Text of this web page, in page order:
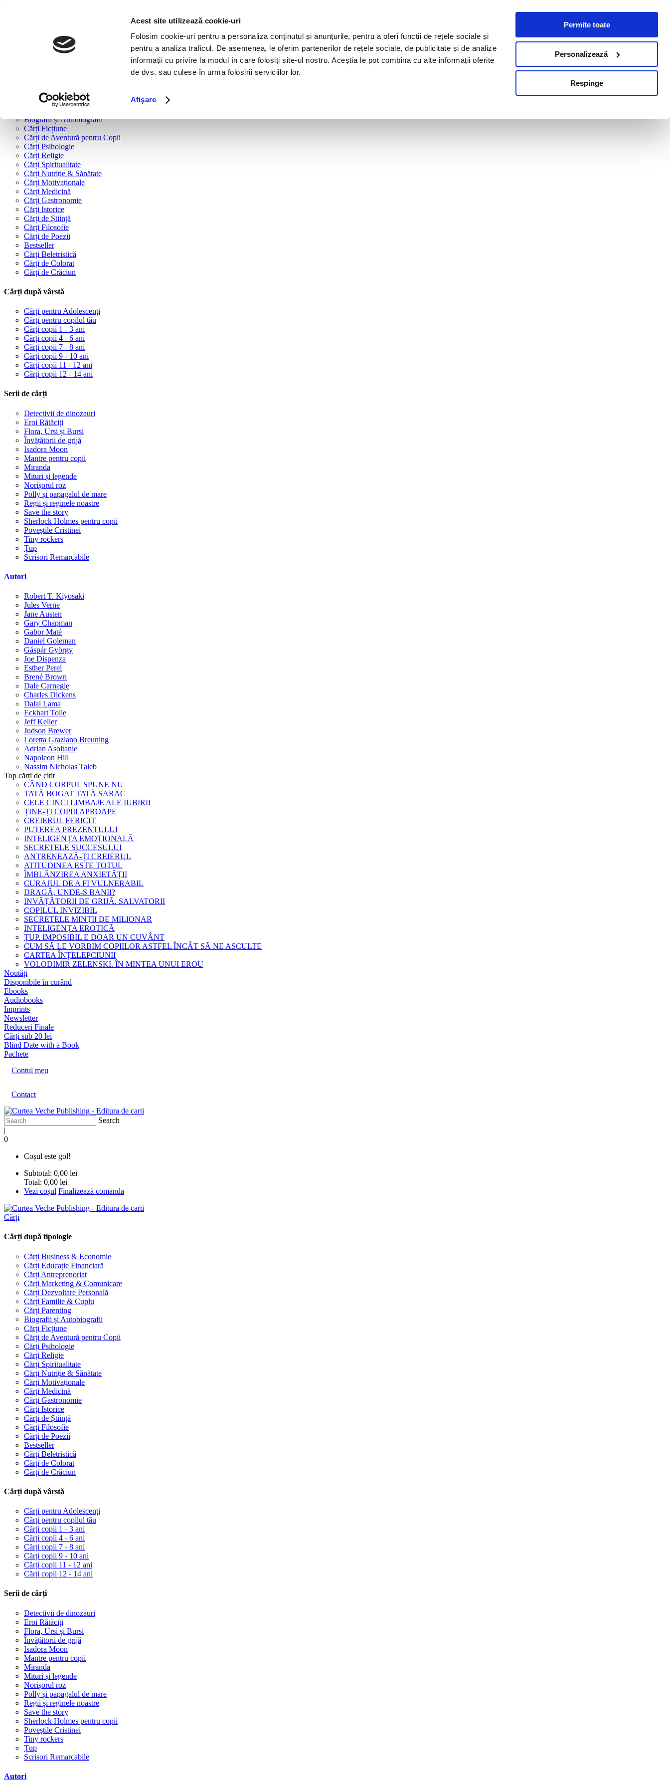
Acest site utilizează cookie-uri
Folosim cookie-uri pentru a personaliza conținutul și anunțurile, pentru a oferi funcții de rețele sociale și
pentru a analiza traficul. De asemenea, le oferim partenerilor de rețele sociale, de publicitate și de analize
informații cu privire la modul în care folosiți site-ul nostru. Aceștia le pot combina cu alte informații oferite
de dvs. sau culese în urma folosirii serviciilor lor.
Afişare
Permite toate
Personalizează
Respinge
Cărți după tipologie
Cărți Dezvoltare Personală
Cărți Familie & Cuplu
Biografii și Autobiografii
Cărți Ficțiune
Cărți de Aventură pentru Copii
Cărți Psihologie
Cărți Religie
Cărți Spiritualitate
Cărți Nutriție & Sănătate
Cărți Motivaționale
Cărți Medicină
Cărți Gastronomie
Cărți Istorice
Cărți de Știință
Cărți Filosofie
Cărți de Poezii
Bestseller
Cărți Beletristică
Cărți de Colorat
Cărți de Crăciun
Cărți după vârstă
Cărți pentru Adolescenți
Cărți pentru copilul tău
Cărți copii 1 - 3 ani
Cărți copii 4 - 6 ani
Cărți copii 7 - 8 ani
Cărți copii 9 - 10 ani
Cărți copii 11 - 12 ani
Cărți copii 12 - 14 ani
Serii de cărți
Detectivii de dinozauri
Eroi Rătăciți
Flora, Ursi și Bursi
Învățătorii de grijă
Isadora Moon
Mantre pentru copii
Miranda
Mituri și legende
Norișorul roz
Polly și papagalul de mare
Regii și reginele noastre
Save the story
Sherlock Holmes pentru copii
Poveștile Cristinei
Tiny rockers
Țup
Scrisori Remarcabile
Autori
Robert T. Kiyosaki
Jules Verne
Jane Austen
Gary Chapman
Gabor Maté
Daniel Goleman
Gáspár György
Joe Dispenza
Esther Perel
Brené Brown
Dale Carnegie
Charles Dickens
Dalai Lama
Eckhart Tolle
Jeff Keller
Judson Brewer
Loretta Graziano Breuning
Adrian Asoltanie
Napoleon Hill
Nassim Nicholas Taleb
Top cărți de citit
CÂND CORPUL SPUNE NU
TATĂ BOGAT TATĂ SARAC
CELE CINCI LIMBAJE ALE IUBIRII
ȚINE-ȚI COPIII APROAPE
CREIERUL FERICIT
PUTEREA PREZENTULUI
INTELIGENȚA EMOȚIONALĂ
SECRETELE SUCCESULUI
ANTRENEAZĂ-ȚI CREIERUL
ATITUDINEA ESTE TOTUL
ÎMBLÂNZIREA ANXIETĂȚII
CURAJUL DE A FI VULNERABIL
DRAGĂ, UNDE-S BANII?
INVĂȚĂTORII DE GRIJĂ. SALVATORII
COPILUL INVIZIBIL
SECRETELE MINȚII DE MILIONAR
INTELIGENȚA EROTICĂ
ȚUP. IMPOSIBIL E DOAR UN CUVÂNT
CUM SĂ LE VORBIM COPIILOR ASTFEL ÎNCÂT SĂ NE ASCULTE
CARTEA ÎNȚELEPCIUNII
VOLODIMIR ZELENSKI. ÎN MINTEA UNUI EROU
Noutăți
Disponibile în curând
Ebooks
Audiobooks
Imprints
Newsletter
Reduceri Finale
Cărți sub 20 lei
Blind Date with a Book
Pachete
Contul meu
Contact
Search
|
0
Coșul este gol!
Subtotal: 0,00 lei
Total: 0,00 lei
Vezi coșul Finalizează comanda
Cărți
Cărți după tipologie
Cărți Business & Economie
Cărți Educație Financiară
Cărți Antreprenoriat
Cărți Marketing & Comunicare
Cărți Dezvoltare Personală
Cărți Familie & Cuplu
Cărți Parenting
Biografii și Autobiografii
Cărți Ficțiune
Cărți de Aventură pentru Copii
Cărți Psihologie
Cărți Religie
Cărți Spiritualitate
Cărți Nutriție & Sănătate
Cărți Motivaționale
Cărți Medicină
Cărți Gastronomie
Cărți Istorice
Cărți de Știință
Cărți Filosofie
Cărți de Poezii
Bestseller
Cărți Beletristică
Cărți de Colorat
Cărți de Crăciun
Cărți după vârstă
Cărți pentru Adolescenți
Cărți pentru copilul tău
Cărți copii 1 - 3 ani
Cărți copii 4 - 6 ani
Cărți copii 7 - 8 ani
Cărți copii 9 - 10 ani
Cărți copii 11 - 12 ani
Cărți copii 12 - 14 ani
Serii de cărți
Detectivii de dinozauri
Eroi Rătăciți
Flora, Ursi și Bursi
Învățătorii de grijă
Isadora Moon
Mantre pentru copii
Miranda
Mituri și legende
Norișorul roz
Polly și papagalul de mare
Regii și reginele noastre
Save the story
Sherlock Holmes pentru copii
Poveștile Cristinei
Tiny rockers
Țup
Scrisori Remarcabile
Autori